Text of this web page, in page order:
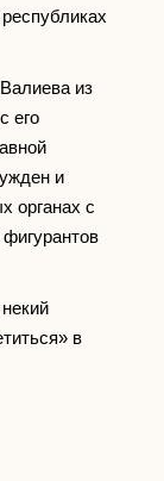
из
его
и
органах с
в